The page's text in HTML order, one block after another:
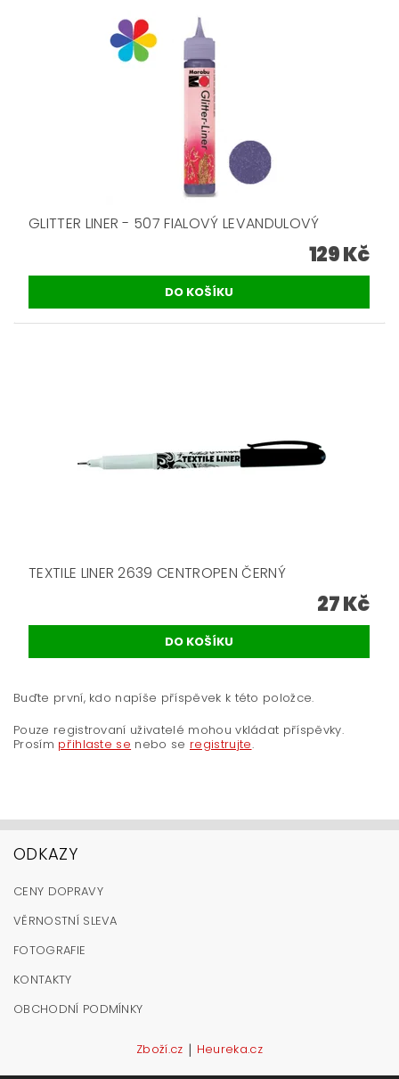
GLITTER LINER - 507 FIALOVÝ LEVANDULOVÝ
129 Kč
TEXTILE LINER 2639 CENTROPEN ČERNÝ
27 Kč
Buďte první, kdo napíše příspěvek k této položce.
Pouze registrovaní uživatelé mohou vkládat příspěvky.
Prosím přihlaste se nebo se registrujte.
ODKAZY
CENY DOPRAVY
VĚRNOSTNÍ SLEVA
FOTOGRAFIE
KONTAKTY
OBCHODNÍ PODMÍNKY
Zboží.cz | Heureka.cz